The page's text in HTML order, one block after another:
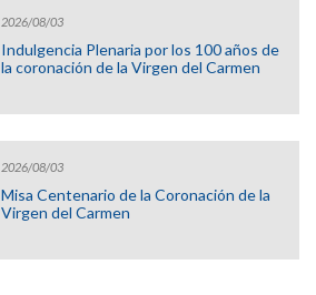
2026/08/03
Indulgencia Plenaria por los 100 años de
la coronación de la Virgen del Carmen
2026/08/03
Misa Centenario de la Coronación de la
Virgen del Carmen